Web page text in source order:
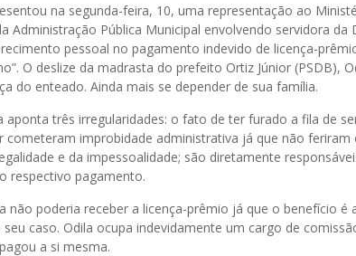
na segunda-feira, 10, uma representação ao
Administração Pública Municipal envolvendo servidora da
pessoal no pagamento indevido de licença-
O deslize da madrasta do prefeito Ortiz Júnior (PSDB),
do enteado. Ainda mais se depender de sua família.
três irregularidades: o fato de ter furado a fila de
cometeram improbidade administrativa já que não feriram
e da impessoalidade; são diretamente
respectivo pagamento.
não poderia receber a licença-prêmio já que o benefício é
caso. Odila ocupa indevidamente um cargo de
a si mesma.